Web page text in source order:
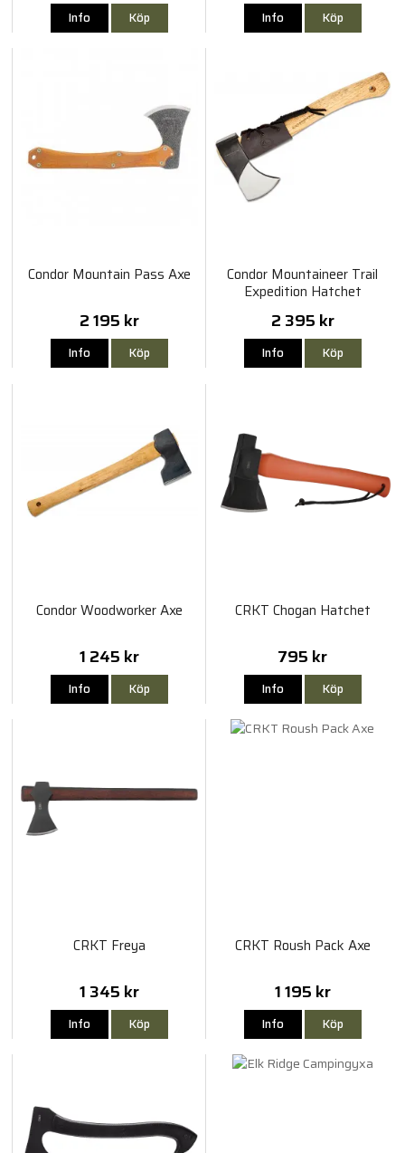
Info Köp Info Köp
Condor Mountain Pass Axe
2 195 kr
Info Köp
Condor Mountaineer Trail
Expedition Hatchet
2 395 kr
Info Köp
Condor Woodworker Axe
1 245 kr
Info Köp
CRKT Chogan Hatchet
795 kr
Info Köp
CRKT Freya
1 345 kr
Info Köp
CRKT Roush Pack Axe
1 195 kr
Info Köp